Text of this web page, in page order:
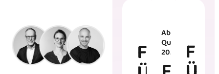
F
Ab 2.
Quartal
2026
F